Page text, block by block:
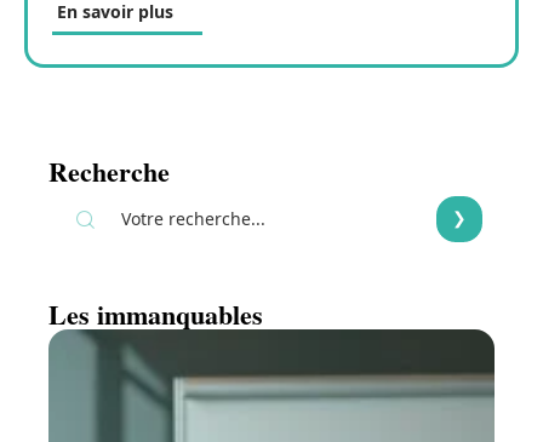
En savoir plus
Recherche
Les immanquables